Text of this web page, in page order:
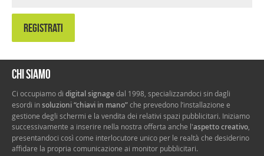
REGISTRATI
Chi siamo
Ci occupiamo di digital signagedal 1998, specializzandoci sin dagli
esordi insoluzioni “chiavi in mano”che prevedono l’installazione e
gestione degli schermi e la vendita dei relativi spazi pubblicitari. Iniziamo
successivamente a inserire nella nostra offerta anche l'aspetto creativo
presentandoci così come interlocutore unico per le realtà che desiderino
affidare la propria comunicazione ai monitor pubblicitari.